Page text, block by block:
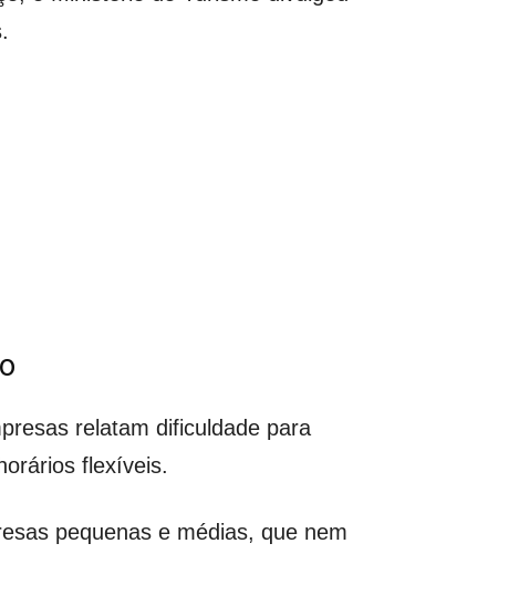
relatam dificuldade para
flexíveis.
pequenas e médias, que nem